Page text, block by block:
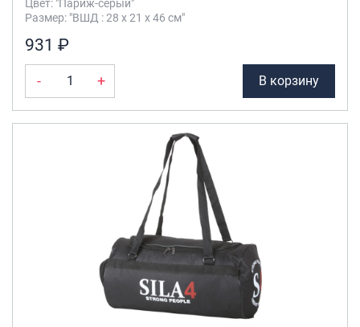
Цвет: "Париж-серый"
Размер: "ВШД : 28 х 21 х 46 см"
931 ₽
- + В корзину